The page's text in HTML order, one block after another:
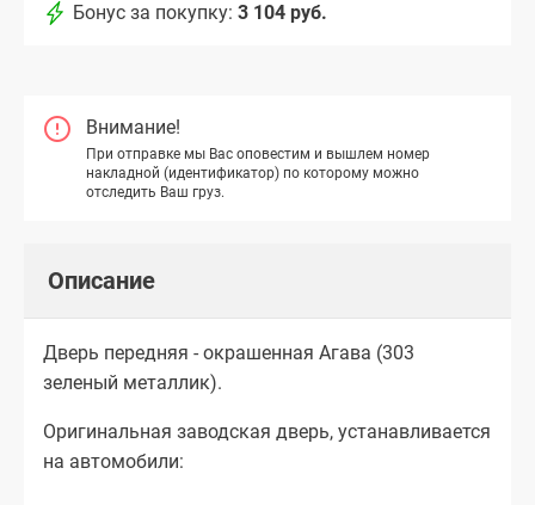
Бонус за покупку: 3 104 руб.
Внимание!
При отправке мы Вас оповестим и вышлем номер
накладной (идентификатор) по которому можно
отследить Ваш груз.
Описание
Дверь передняя - окрашенная Агава (303
зеленый металлик).
Оригинальная заводская дверь, устанавливается
на автомобили: